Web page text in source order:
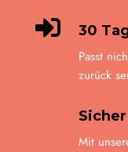

30
Passt
zurück
Mit